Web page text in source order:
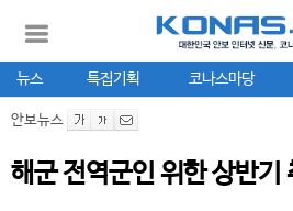
뉴스 특집기획 코나스마당
안보뉴스
해군 전역군인 위한 상반기